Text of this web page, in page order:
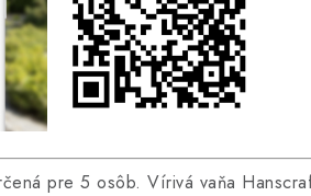
pre 5 osôb. Vírivá vaňa